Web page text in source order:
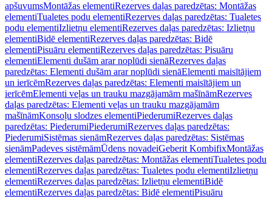
apšuvumsMontāžas elementiRezerves daļas paredzētas: Montāžas
elementiTualetes podu elementiRezerves daļas paredzētas: Tualetes
podu elementiIzlietņu elementiRezerves daļas paredzētas: Izlietņu
elementiBidē elementiRezerves daļas paredzētas: Bidē
elementiPisuāru elementiRezerves daļas paredzētas: Pisuāru
elementiElementi dušām arar noplūdi sienāRezerves daļas
paredzētas: Elementi dušām arar noplūdi sienāElementi maisītājiem
un ierīcēmRezerves daļas paredzētas: Elementi maisītājiem un
ierīcēmElementi veļas un trauku mazgājamām mašīnāmRezerves
daļas paredzētas: Elementi veļas un trauku mazgājamām
mašīnāmKonsoļu slodzes elementiPiederumiRezerves daļas
paredzētas: PiederumiPiederumiRezerves daļas paredzētas:
PiederumiSistēmas sienāmRezerves daļas paredzētas: Sistēmas
sienāmPadeves sistēmāmŪdens novadeiGeberit KombifixMontāžas
elementiRezerves daļas paredzētas: Montāžas elementiTualetes podu
elementiRezerves daļas paredzētas: Tualetes podu elementiIzlietņu
elementiRezerves daļas paredzētas: Izlietņu elementiBidē
elementiRezerves daļas paredzētas: Bidē elementiPisuāru